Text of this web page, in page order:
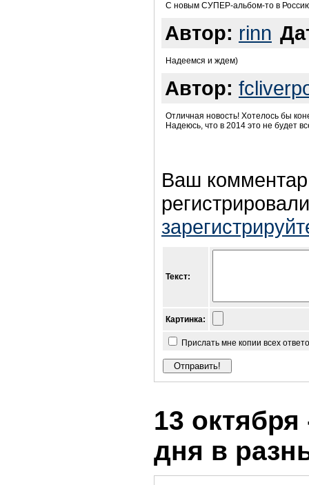
C новым СУПЕР-альбом-то в
Автор: rinn
Надеемся и ждем)
Автор:
Отличная новость! Хотелось бы
Надеюсь, что в 2014 это не будет
Ваш
Текст:
Картинка:
Прислать мне копии всех
13 октября
дня в